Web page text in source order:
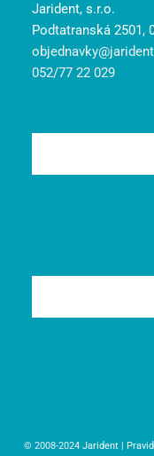
Jarident, s.r.o.
Podtatranská 2501,
052/77 22 029
© 2008-2024 Jarident |